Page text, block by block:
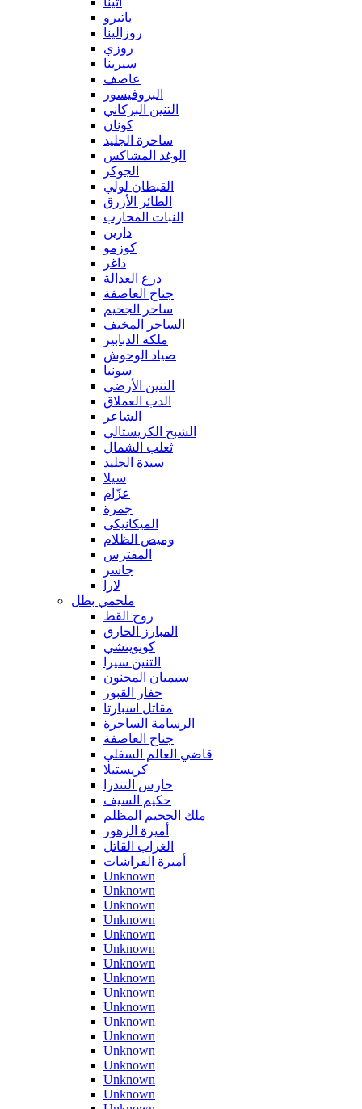
ياتيرو
روزالينا
روزي
سيرينا
عاصف
البروفيسور
التنين البركاني
كونان
ساحرة الجليد
الوغد المشاكس
الجوكر
القبطان لولي
الطائر الأزرق
النبات المحارب
دارين
كوزمو
داغر
درع العدالة
جناح العاصفة
ساحر الجحيم
الساحر المخيف
ملكة الدبابير
صياد الوحوش
سونيا
التنين الأرضي
الدب العملاق
الشاعر
الشبح الكريستالي
ثعلب الشمال
سيدة الجليد
سيلا
عزّام
جمرة
الميكانيكي
وميض الظلام
المفترس
جاسر
لارا
ملحمي بطل
روح القط
المبارز الحارق
كونويتشي
التنين سيرا
سيميان المجنون
حفار القبور
مقاتل اسبارتا
الرسامة الساحرة
جناح العاصفة
قاضي العالم السفلي
كريستيلا
حارس التندرا
حكيم السيف
ملك الجحيم المظلم
أميرة الزهور
الغراب القاتل
أميرة الفراشات
Unknown
Unknown
Unknown
Unknown
Unknown
Unknown
Unknown
Unknown
Unknown
Unknown
Unknown
Unknown
Unknown
Unknown
Unknown
Unknown